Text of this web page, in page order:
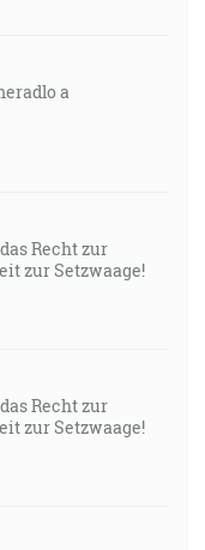
a
Recht zur
zur Setzwaage!
Recht zur
zur Setzwaage!